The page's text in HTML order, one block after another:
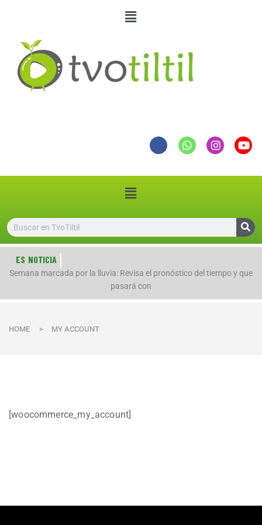
ES NOTICIA
Semana marcada por la lluvia: Revisa el pronóstico del tiempo y que
pasará con
HOME > MY ACCOUNT
[woocommerce_my_account]